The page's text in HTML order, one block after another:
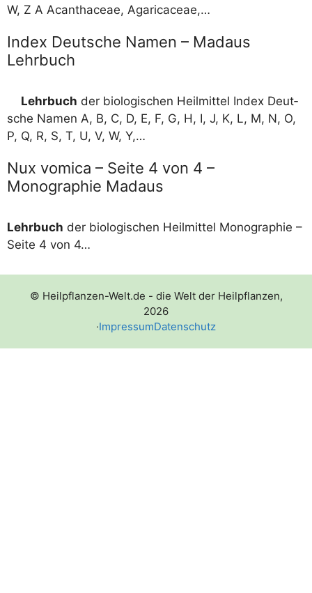
W, Z A Acant­haceae, Agaricaceae,…
Index Deutsche Namen – Madaus
Lehrbuch
Lehr­buch der bio­lo­gi­schen Heil­mit­tel Index Deut­
sche Namen A, B, C, D, E, F, G, H, I, J, K, L, M, N, O,
P, Q, R, S, T, U, V, W, Y,…
Nux vomica – Seite 4 von 4 –
Monographie Madaus
Lehr­buch der bio­lo­gi­schen Heil­mit­tel Mono­gra­phie –
Sei­te 4 von 4…
© Heilpflanzen-Welt.de - die Welt der Heilpflanzen,
2026
·ImpressumDatenschutz